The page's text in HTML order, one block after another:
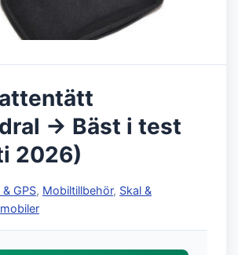
→ Bäst i test
2026)
GPS, Mobiltillbehör, Skal &